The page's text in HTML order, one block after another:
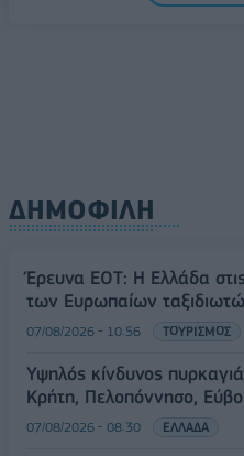
ΔΗΜΟΦΙΛΗ
Έρευνα ΕΟΤ: Η Ελλάδα
των Ευρωπαίων
07/08/2026 - 10:56 ΤΟΥΡΙΣΜΟΣ
Υψηλός κίνδυνος
Κρήτη, Πελοπόννησο,
07/08/2026 - 08:30 ΕΛΛΑΔΑ